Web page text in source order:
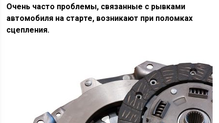
Очень часто проблемы, связанные с рывками
автомобиля на старте, возникают при поломках
сцепления.